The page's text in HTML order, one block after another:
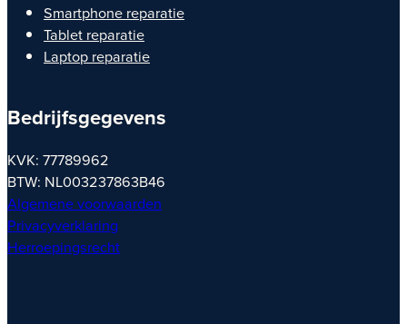
Smartphone reparatie
Tablet reparatie
Laptop reparatie
Bedrijfsgegevens
KVK: 77789962
BTW: NL003237863B46
Algemene voorwaarden
Privacyverklaring
Herroepingsrecht